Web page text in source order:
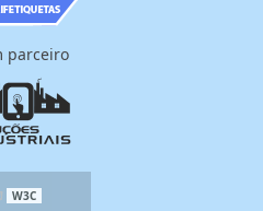
parceiro
W3C